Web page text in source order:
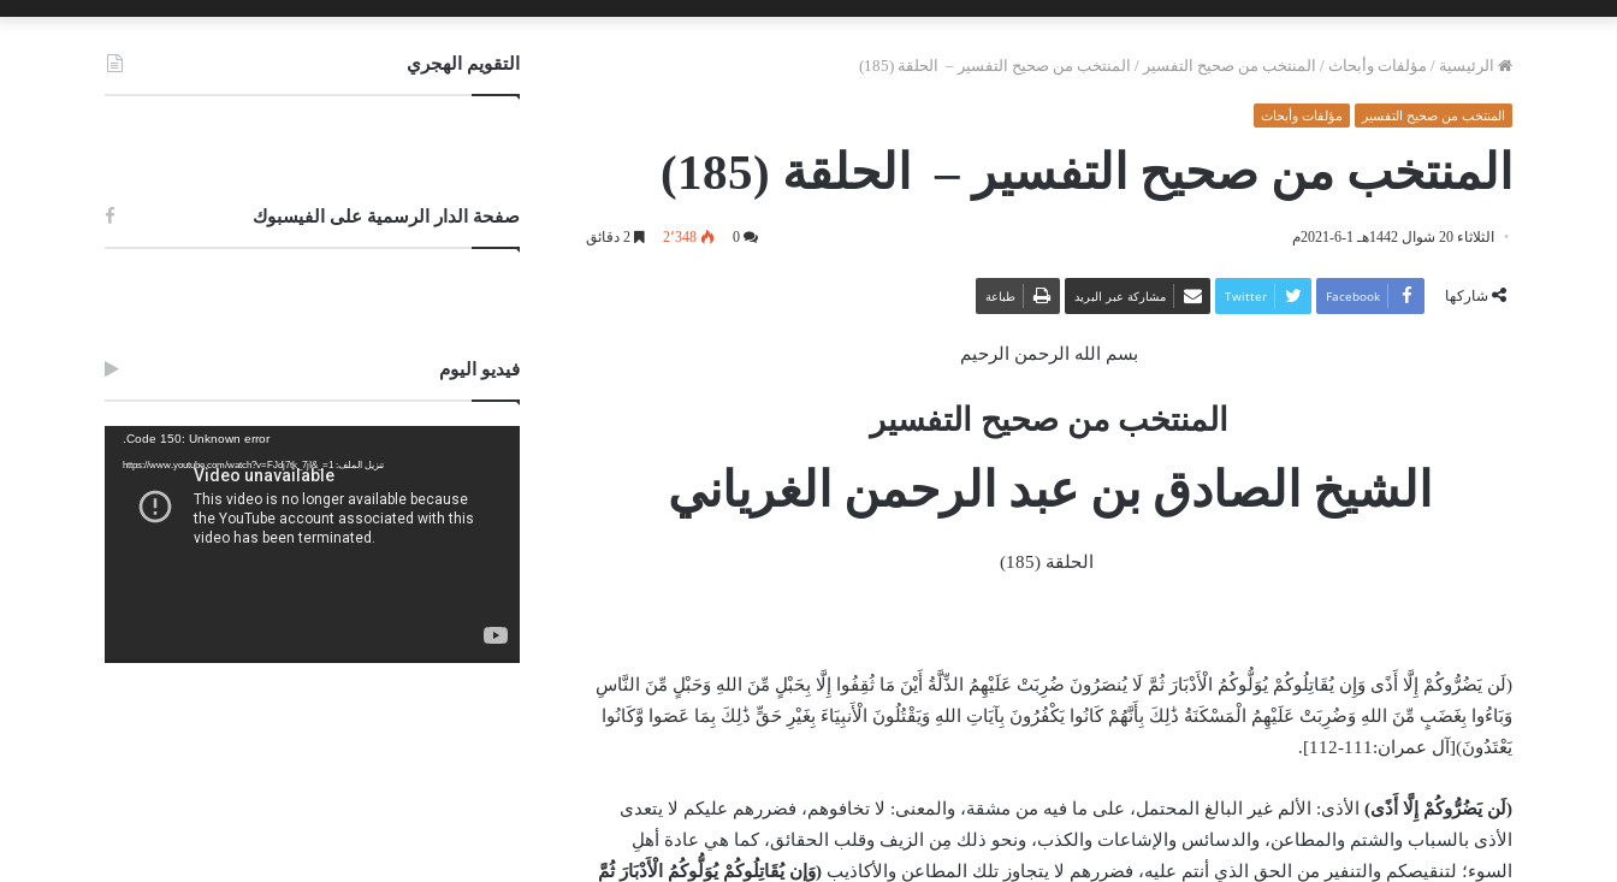
الرئيسية / مؤلفات وأبحاث / المنتخب من صحيح التفسير / المنتخب من صحيح التفسير – الحلقة (185)
المنتخب من صحيح التفسير مؤلفات وأبحاث
المنتخب من صحيح التفسير – الحلقة (185)
الثلاثاء 20 شوال 1442هـ 1-6-2021م 0 2٬348
شاركها Facebook
Twitter مشاركة عبر البريد طباعة
بسم الله الرحمن الرحيم
المنتخب من صحيح التفسير
الشيخ الصادق بن عبد الرحمن الغرياني
الحلقة (185)
(لَن يَضُرُّوكُمْ إِلَّا أَذًى وَإِن يُقَاتِلُوكُمْ يُوَلُّوكُمُ الْأَدْبَارَ ثُمَّ لَا يُنصَرُونَ ضُرِبَتْ عَلَيْهِمُ الذِّلَّةُ أَيْنَ مَا ثُقِفُوا إِلَّا بِحَبْلٍ مِّنَ اللهِ وَحَبْلٍ مِّنَ النَّاسِ
وَبَاءُوا بِغَضَبٍ مِّنَ اللهِ وَضُرِبَتْ عَلَيْهِمُ الْمَسْكَنَةُ ذَٰلِكَ بِأَنَّهُمْ كَانُوا يَكْفُرُونَ بِآيَاتِ اللهِ وَيَقْتُلُونَ الْأَنبِيَاءَ بِغَيْرِ حَقٍّ ذَٰلِكَ بِمَا عَصَوا وَّكَانُوا
يَعْتَدُونَ)[آل عمران:111-112].
(لَن يَضُرُّوكُمْ إِلَّا أَذًى) الأذى: الألم غير البالغ المحتمل، على ما فيه من مشقة، والمعنى: لا تخافوهم، فضررهم عليكم لا يتعدى
الأذى بالسباب والشتم والمطاعن، والدسائس والإشاعات والكذب، ونحو ذلك مِن الزيف وقلب الحقائق، كما هي عادة أهلِ
السوء؛ لتنقيصكم والتنفير من الحق الذي أنتم عليه، فضررهم لا يتجاوز تلك المطاعن والأكاذيب (وَإِن يُقَاتِلُوكُمْ يُوَلُّوكُمُ الْأَدْبَارَ ثُمَّ
التقويم الهجري
صفحة الدار الرسمية على الفيسبوك
فيديو اليوم
Code 150: Unknown error.
تنزيل الملف: https://www.youtube.com/watch?v=FJdj7tk_7jI&_=1